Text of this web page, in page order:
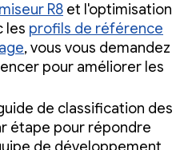
R8 et l'optimisation
les profils de référence
, vous vous demandez
pour améliorer les
de classification des
étape pour répondre